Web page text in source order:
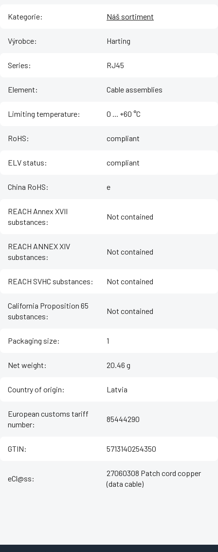
Kategorie: Náš sortiment
Výrobce: Harting
Series: RJ45
Element: Cable assemblies
Limiting temperature: ‌0 ... +60 °C
RoHS: compliant
ELV status: compliant
China RoHS: e
REACH Annex XVII
substances:
Not contained
REACH ANNEX XIV
substances:
Not contained
REACH SVHC substances: Not contained
California Proposition 65
substances:
Not contained
Packaging size: 1
Net weight: 20.46 g
Country of origin: Latvia
European customs tariff
number:
85444290
GTIN: 5713140254350
eCl@ss:
27060308 Patch cord copper
(data cable)